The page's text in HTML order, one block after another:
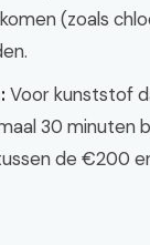
(zoals
Voor kunststof
30 minuten
de €200